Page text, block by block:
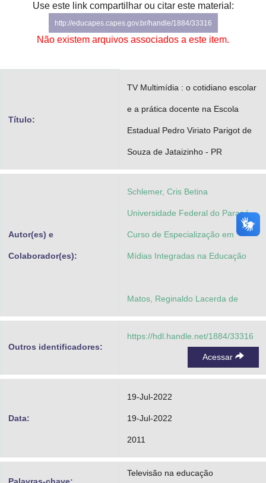
Gabinete de Segurança Institucional
Advocacia-Geral da União
Use este link compartilhar ou citar este material:
http://educapes.capes.gov.br/handle/1884/33316
Não existem arquivos associados a este item.
Título:
TV Multimídia : o cotidiano escolar
e a prática docente na Escola
Estadual Pedro Viriato Parigot de
Souza de Jataizinho - PR
Autor(es) e
Colaborador(es):
Schlemer, Cris Betina
Universidade Federal do Paraná.
Curso de Especialização em
Mídias Integradas na Educação
Matos, Reginaldo Lacerda de
Outros identificadores:
https://hdl.handle.net/1884/33316
Acessar
Data:
19-Jul-2022
19-Jul-2022
2011
Televisão na educação